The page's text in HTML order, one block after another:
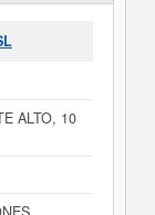
ALTO, 10